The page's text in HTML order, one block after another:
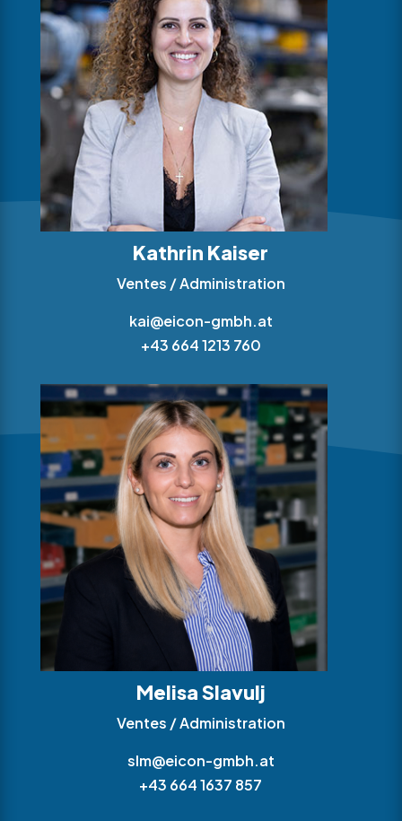
Kathrin Kaiser
Ventes / Administration
kai@eicon-gmbh.at
+43 664 1213 760
Melisa Slavulj
Ventes / Administration
slm@eicon-gmbh.at
+43 664 1637 857